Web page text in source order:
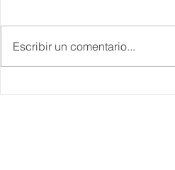
Escribir un comentario...